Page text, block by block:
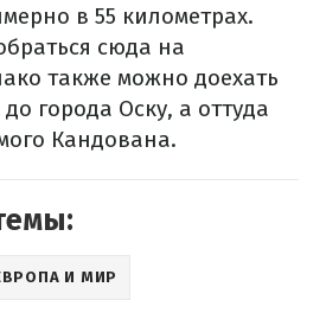
в 55 километрах.
сюда на
также можно доехать
города Оску, а оттуда
Кандована.
И МИР